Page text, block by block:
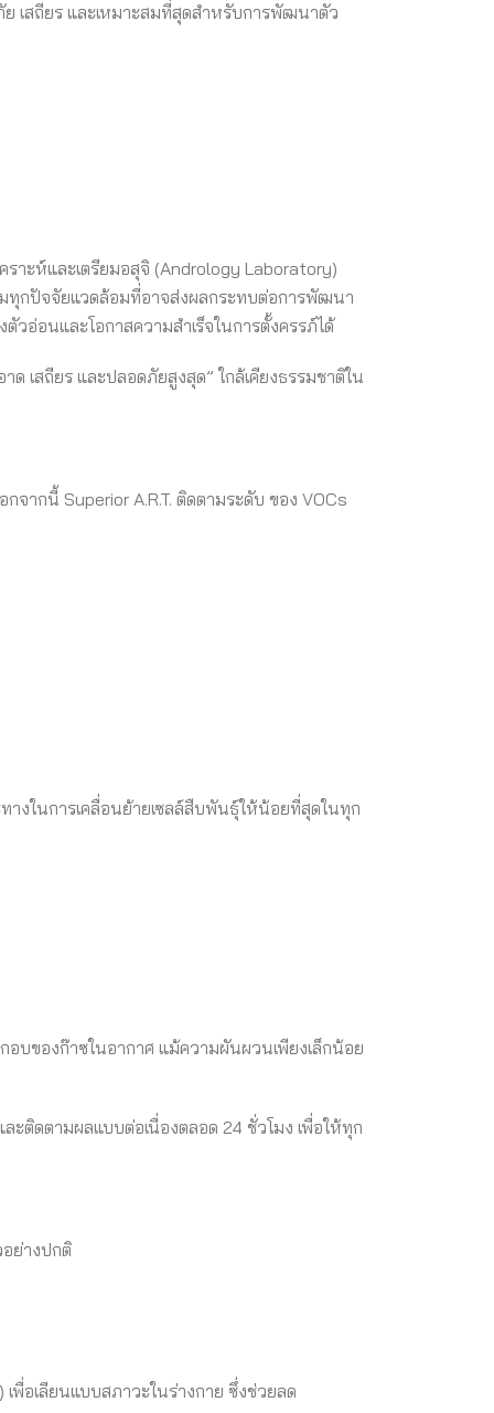
เสถียร และเหมาะสมที่สุดสำหรับการพัฒนาตัว
าะห์และเตรียมอสุจิ (Andrology Laboratory)
ทุกปัจจัยแวดล้อมที่อาจส่งผลกระทบต่อการพัฒนา
อ่อนและโอกาสความสำเร็จในการตั้งครรภ์ได้
เสถียร และปลอดภัยสูงสุด” ใกล้เคียงธรรมชาติใน
ากนี้ Superior A.R.T. ติดตามระดับ ของ VOCs
งในการเคลื่อนย้ายเซลล์สืบพันธุ์ให้น้อยที่สุดในทุก
บของก๊าซในอากาศ แม้ความผันผวนเพียงเล็กน้อย
ะติดตามผลแบบต่อเนื่องตลอด 24 ชั่วโมง เพื่อให้ทุก
ย่างปกติ
พื่อเลียนแบบสภาวะในร่างกาย ซึ่งช่วยลด